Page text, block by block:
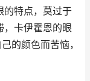
的特点，莫过于
，卡伊霍恩的眼
的颜色而苦恼，